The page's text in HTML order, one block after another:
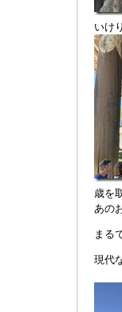
いけ
歳を
あの
まる
現代